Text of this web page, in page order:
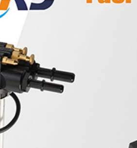
用心服务，超越期待
Whole-hearted service, beyond
hardware products
全国咨询服务热线
400-0X0-0000